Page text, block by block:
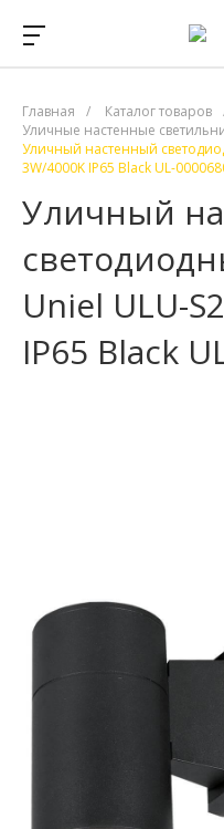
Главная / Каталог товаров
Уличные настенные
Уличный настенный
3W/4000K IP65 Black UL-
Уличный
Uniel ULU-
IP65 Black